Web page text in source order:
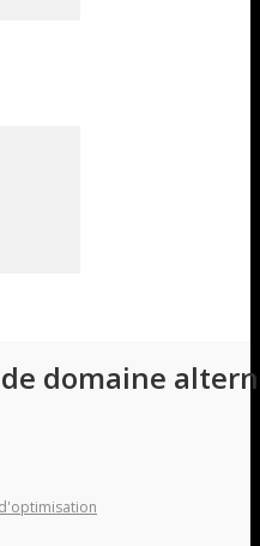
domaine